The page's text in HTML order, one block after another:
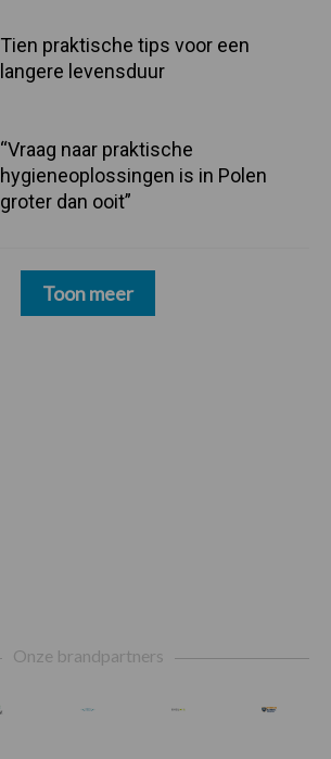
Tien praktische tips voor een
langere levensduur
“Vraag naar praktische
hygieneoplossingen is in Polen
groter dan ooit”
Toon meer
Onze brandpartners